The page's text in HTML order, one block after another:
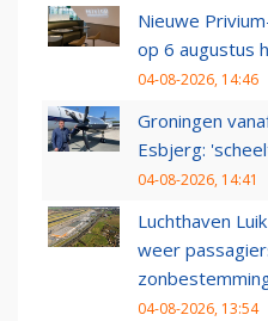
Nieuwe
op 6 augustus
04-08-2026, 14:46
Groningen
Esbjerg:
04-08-2026, 14:41
Luchthaven
weer
04-08-2026, 13:54